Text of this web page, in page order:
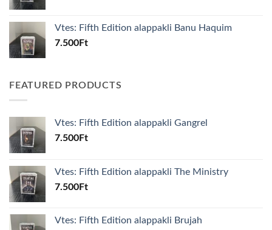
Vtes: Fifth Edition alappakli Banu Haquim
7.500Ft
FEATURED PRODUCTS
Vtes: Fifth Edition alappakli Gangrel
7.500Ft
Vtes: Fifth Edition alappakli The Ministry
7.500Ft
Vtes: Fifth Edition alappakli Brujah